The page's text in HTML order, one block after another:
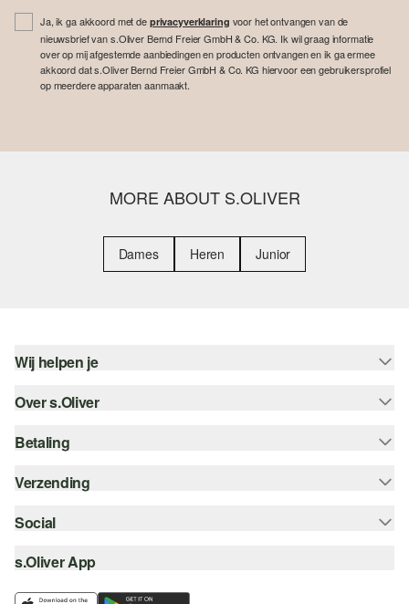
Ja, ik ga akkoord met de privacyverklaring voor het ontvangen van de
nieuwsbrief van s.Oliver Bernd Freier GmbH & Co. KG. Ik wil graag informatie
over op mij afgestemde aanbiedingen en producten ontvangen en ik ga ermee
akkoord dat s.Oliver Bernd Freier GmbH & Co. KG hiervoor een gebruikersprofiel
op meerdere apparaten aanmaakt.
MORE ABOUT S.OLIVER
Dames Heren Junior
Wij helpen je
Help - FAQ
Maattabel
Top categorieën
Over s.Oliver
Nieuwsbrief
s.Oliver Card
Verlanglijstje
Betaling
Koop op rekening
Creditcard
Verzending
Track & Trace
Post NL
Social
instagram
facebook
s.Oliver App